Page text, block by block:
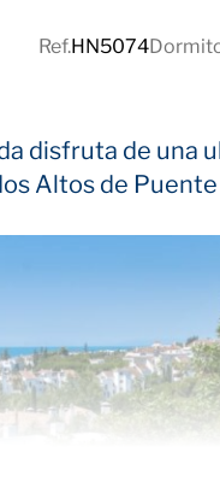
Ref.HN5074
disfruta de una
Altos de Puente